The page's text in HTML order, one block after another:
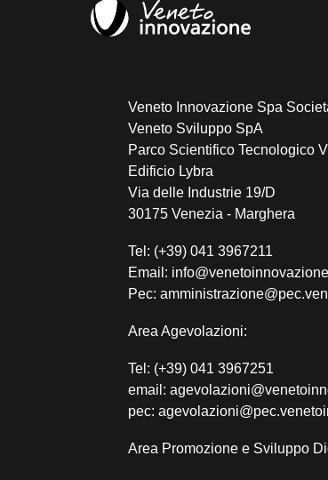
Veneto Innovazione Spa
Veneto Sviluppo SpA
Parco Scientifico Tecnologico
Edificio Lybra
Via delle Industrie 19/D
30175 Venezia - Marghera
Tel: (+39) 041 3967211
Email:
Pec:
Area Agevolazioni:
Tel: (+39) 041 3967251
email:
pec:
Area Promozione e Sviluppo